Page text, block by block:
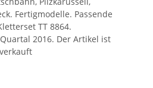
Fertigmodelle. Passende
TT 8864.
2016. Der Artikel ist